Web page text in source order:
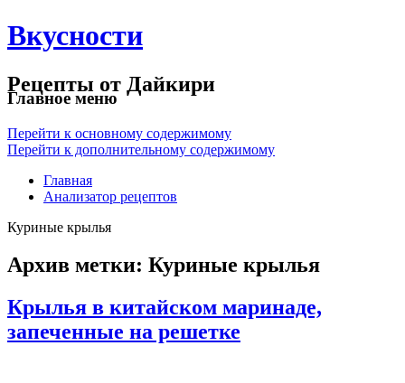
Вкусности
Рецепты от Дайкири
Главное меню
Перейти к основному содержимому
Перейти к дополнительному содержимому
Главная
Анализатор рецептов
Куриные крылья
Архив метки: Куриные крылья
Крылья в китайском маринаде,
запеченные на решетке